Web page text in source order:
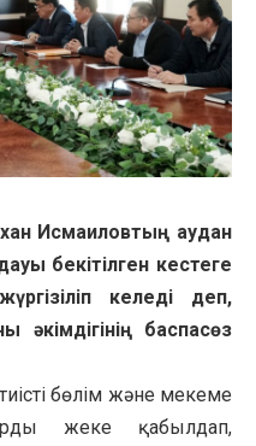
Исмаиловтың аудан
бекітілген кестеге
келеді деп,
әкімдігінің баспасөз
тиісті бөлім және мекеме
жеке қабылдап,